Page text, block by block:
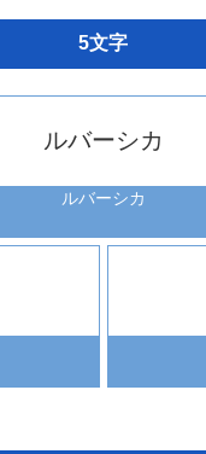
5文字
ルバーシカ
ルバーシカ